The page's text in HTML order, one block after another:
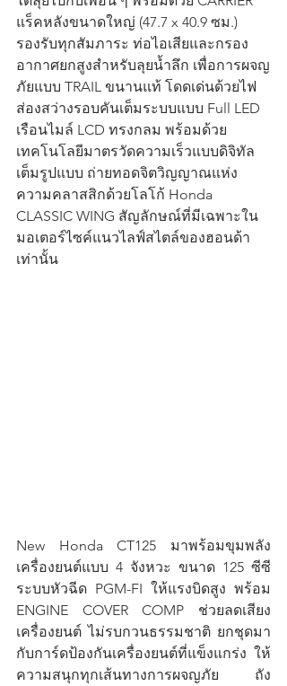
แร็คหลังขนาดใหญ่ (47.7 x 40.9 ซม.)
รองรับทุกสัมภาระ ท่อไอเสียและกรอง
อากาศยกสูงสำหรับลุยน้ำลึก เพื่อการผจญ
ภัยแบบ TRAIL ขนานแท้ โดดเด่นด้วยไฟ
ส่องสว่างรอบคันเต็มระบบแบบ Full LED
เรือนไมล์ LCD ทรงกลม พร้อมด้วย
เทคโนโลยีมาตรวัดความเร็วแบบดิจิทัล
เต็มรูปแบบ ถ่ายทอดจิตวิญญาณแห่ง
ความคลาสสิกด้วยโลโก้ Honda
CLASSIC WING สัญลักษณ์ที่มีเฉพาะใน
มอเตอร์ไซค์แนวไลฟ์สไตล์ของฮอนด้า
เท่านั้น
New Honda CT125 มาพร้อมขุมพลัง
เครื่องยนต์แบบ 4 จังหวะ ขนาด 125 ซีซี
ระบบหัวฉีด PGM-FI ให้แรงบิดสูง พร้อม
ENGINE COVER COMP ช่วยลดเสียง
เครื่องยนต์ ไม่รบกวนธรรมชาติ ยกชุดมา
กับการ์ดป้องกันเครื่องยนต์ที่แข็งแกร่ง ให้
ความสนุกทุกเส้นทางการผจญภัย ถัง